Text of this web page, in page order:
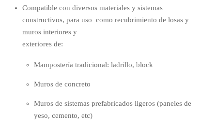
Compatible con diversos materiales y sistemas
constructivos, para uso como recubrimiento de losas y
muros interiores y
exteriores de:
Mampostería tradicional: ladrillo, block
Muros de concreto
Muros de sistemas prefabricados ligeros (paneles de
yeso, cemento, etc)